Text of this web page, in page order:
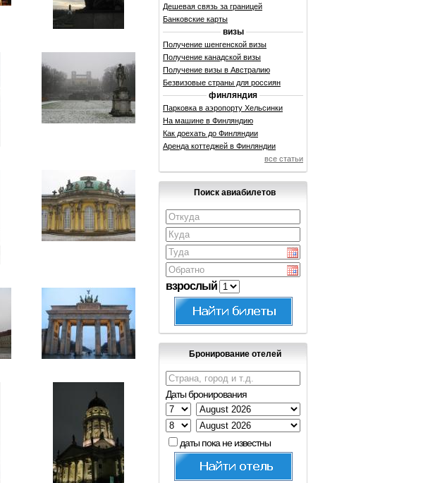
Дешевая связь за границей
Банковские карты
визы
Получение шенгенской визы
Получение канадской визы
Получение визы в Австралию
Безвизовые страны для россиян
финляндия
Парковка в аэропорту Хельсинки
На машине в Финляндию
Как доехать до Финляндии
Аренда коттеджей в Финляндии
все статьи
Поиск авиабилетов
взрослый
Бронирование отелей
Даты бронирования
даты пока не известны